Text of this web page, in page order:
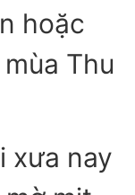
hoặc
Thu
xưa nay